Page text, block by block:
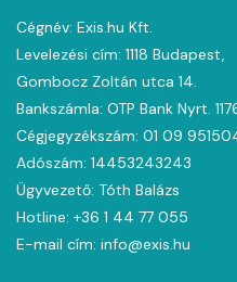
Cégnév: Exis.hu Kft.
Levelezési cím: 1118 Budapest,
Gombocz Zoltán utca 14.
Bankszámla: OTP Bank Nyrt.
Cégjegyzékszám: 01 09
Adószám: 14453243243
Ügyvezető: Tóth Balázs
Hotline: +36 1 44 77 055
E-mail cím: info@exis.hu